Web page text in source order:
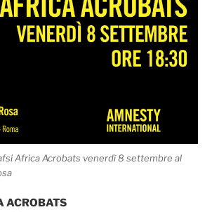
Africa Acrobats venerdì 8 settembre al
ACROBATS